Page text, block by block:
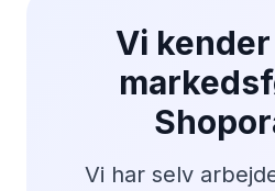
Vi
Vi har selv